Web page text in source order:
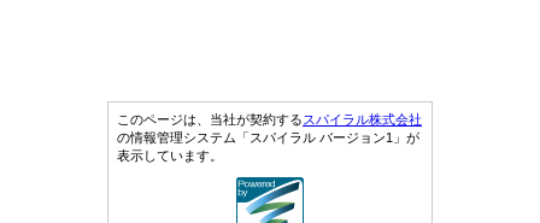
このページは、当社が契約するスパイラル株式会社
の情報管理システム「スパイラル バージョン1」が
表示しています。